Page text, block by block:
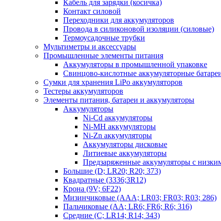
Кабель для зарядки (косичка)
Контакт силовой
Переходники для аккумуляторов
Провода в силиконовой изоляции (силовые)
Термоусадочные трубки
Мультиметры и аксессуары
Промышленные элементы питания
Аккумуляторы в промышленной упаковке
Свинцово-кислотные аккумуляторные
Сумки для хранения LiPo аккумуляторов
Тестеры аккумуляторов
Элементы питания, батареи и аккумуляторы
Аккумуляторы
Ni-Cd аккумуляторы
Ni-MH аккумуляторы
Ni-Zn аккумуляторы
Аккумуляторы дисковые
Литиевые аккумуляторы
Предзаряженные аккумуляторы с
Большие (D; LR20; R20; 373)
Квадратные (3336;3R12)
Крона (9V; 6F22)
Мизинчиковые (AAA; LR03; FR03; R03; 286)
Пальчиковые (AA; LR6; FR6; R6; 316)
Средние (C; LR14; R14; 343)